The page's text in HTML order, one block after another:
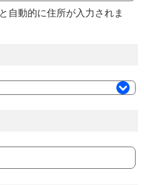
自動的に住所が入力されま